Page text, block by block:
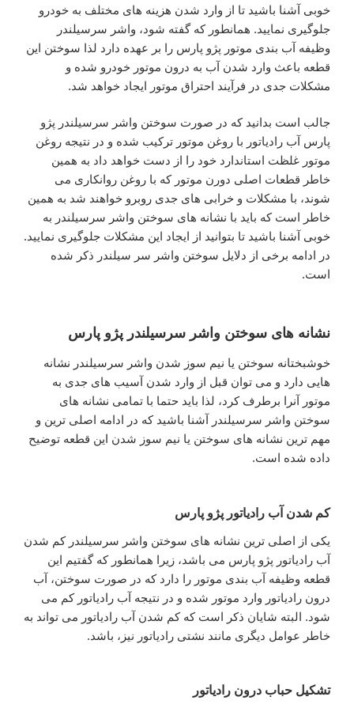
خوبی آشنا باشید تا از وارد شدن هزینه های مختلف به خودرو
جلوگیری نمایید. همانطور که گفته شود، واشر سرسیلندر
وظیفه آب بندی موتور پژو پارس را بر عهده دارد لذا سوختن این
قطعه باعث وارد شدن آب به درون موتور خودرو شده و
مشکلات جدی در فرآیند احتراق موتور ایجاد خواهد شد.
جالب است بدانید که در صورت سوختن واشر سرسیلندر پژو
پارس آب رادیاتور با روغن موتور ترکیب شده و در نتیجه روغن
موتور غلظت استاندارد خود را از دست خواهد داد به همین
خاطر قطعات اصلی دورن موتور که با روغن روانکاری می
شوند، با مشکلات و خرابی های جدی روبرو خواهند شد به همین
خاطر است که باید با نشانه های سوختن واشر سرسیلندر به
خوبی آشنا باشید تا بتوانید از ایجاد این مشکلات جلوگیری نمایید.
در ادامه برخی از دلایل سوختن واشر سر سیلندر ذکر شده
است.
نشانه های سوختن واشر سرسیلندر پژو پارس
خوشبختانه سوختن یا نیم سوز شدن واشر سرسیلندر نشانه
هایی دارد و می توان قبل از وارد شدن آسیب های جدی به
موتور آنرا برطرف کرد، لذا باید حتما با تمامی نشانه های
سوختن واشر سرسیلندر آشنا باشید که در ادامه اصلی ترین و
مهم ترین نشانه های سوختن یا نیم سوز شدن این قطعه توضیح
داده شده است.
کم شدن آب رادیاتور پژو پارس
یکی از اصلی ترین نشانه های سوختن واشر سرسیلندر کم شدن
آب رادیاتور پژو پارس می باشد، زیرا همانطور که گفتیم این
قطعه وظیفه آب بندی موتور را دارد که در صورت سوختن، آب
درون رادیاتور وارد موتور شده و در نتیجه آب رادیاتور کم می
شود. البته شایان ذکر است که کم شدن آب رادیاتور می تواند به
خاطر عوامل دیگری مانند نشتی رادیاتور نیز، باشد.
تشکیل حباب درون رادیاتور